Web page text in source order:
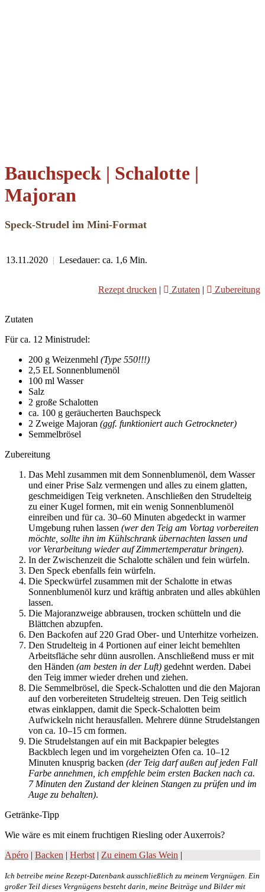
Bauchspeck | Schalotte |
Majoran
Speck-Strudel im Mini-Format
13.11.2020 Lesedauer: ca. 1,6 Min.
Rezept drucken Zutaten Zubereitung
Zutaten
Für ca. 12 Ministrudel:
200 g Weizenmehl (Type 550!!!)
2,5 EL Sonnenblumenöl
100 ml Wasser
Salz
2 große Schalotten
ca. 100 g geräucherten Bauchspeck
2 Zweige Majoran (ggf. funktioniert auch Getrockneter)
Semmelbrösel
Zubereitung
Das Mehl zusammen mit dem Sonnenblumenöl, dem Wasser
und einer Prise Salz vermengen und alles zu einem glatten,
geschmeidigen Teig verkneten. Anschließen den Strudelteig
zu einer Kugel formen, mit ein wenig Sonnenblumenöl
einreiben und für ca. 30–60 Minuten abgedeckt in warmer
Umgebung ruhen lassen (wer den Teig am Vortag vorbereiten
möchte, sollte ihn im Kühlschrank übernachten lassen und
vor Verarbeitung wieder auf Zimmertemperatur bringen).
In der Zwischenzeit die Schalotte schälen und fein würfeln.
Den Speck ebenfalls fein würfeln.
Die Speckwürfel zusammen mit der Schalotte in etwas
Sonnenblumenöl kurz und kräftig anbraten und alles abkühlen
lassen.
Die Majoranzweige abbrausen, trocken schütteln und die
Blättchen abzupfen.
Den Backofen auf 220 Grad Ober- und Unterhitze vorheizen.
Den Strudelteig in 4 Portionen auf einer leicht bemehlten
Arbeitsfläche sehr dünn ausrollen. Anschließend muss er mit
den Händen (am besten in der Luft) gedehnt werden. Dabei
den Teig immer wieder drehen und ziehen.
Die Semmelbrösel, die Speck-Schalotten und die den Majoran
auf den vorbereiteten Strudelteig streuen. Den Teig seitlich
etwas einklappen, damit die Speck-Schalotten beim
Aufwickeln nicht herausfallen. Mehrere dünne Strudelstangen
von ca. 10–15 cm formen.
Die Strudelstangen auf ein mit Backpapier belegtes
Backblech legen und im vorgeheizten Ofen ca. 10–12
Minuten knusprig backen (der Teig darf außen auf jeden Fall
Farbe annehmen, ich empfehle beim ersten Backen nach ca.
7 Minuten den Zustand der kleinen Stangen zu prüfen und im
Auge zu behalten).
Getränke-Tipp
Wie wäre es mit einem fruchtigen Riesling oder Auxerrois?
Apéro
Backen Herbst| Zu einem Glas Wein
Ich betreibe meine Rezept-Datenbank ausschließlich zu meinem Vergnügen. Ein
großer Teil dieses Vergnügens besteht darin, meine Beiträge und Bilder mit